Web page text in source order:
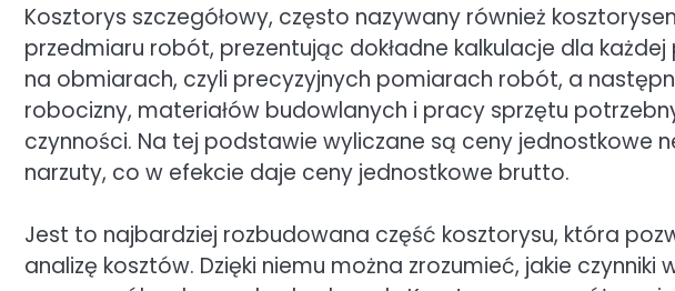
Kosztorys szczegółowy, często nazywany również
przedmiaru robót, prezentując dokładne kalkulacje dla
na obmiarach, czyli precyzyjnych pomiarach robót, a
robocizny, materiałów budowlanych i pracy sprzętu
czynności. Na tej podstawie wyliczane są ceny jednostkowe
narzuty, co w efekcie daje ceny jednostkowe brutto.
Jest to najbardziej rozbudowana część kosztorysu, która
analizę kosztów. Dzięki niemu można zrozumieć, jakie